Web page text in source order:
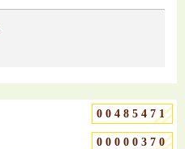
00485471
00000370